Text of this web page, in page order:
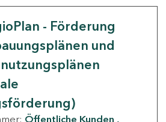
- Förderung
und
Öffentliche Kunden